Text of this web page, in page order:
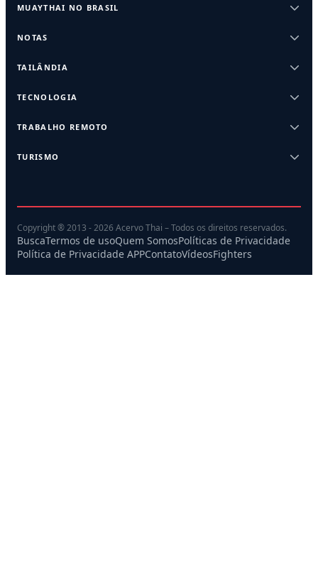
MUAYTHAI NO BRASIL
NOTAS
TAILÂNDIA
TECNOLOGIA
TRABALHO REMOTO
TURISMO
Copyright ® 2013 - 2026 Acervo Thai – Todos os direitos reservados.
BuscaTermos de usoQuem SomosPolíticas de Privacidade
Política de Privacidade APPContatoVídeosFighters